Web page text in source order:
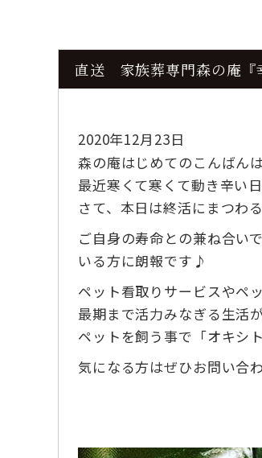
直送 家族葬専門森の庵『
2020年12月23日
森の庵はじめてのこんばん
最近寒くて寒くて動き辛い
さて、本日は終活にまつわ
ご自身の寿命との兼ね合い
いる方に朗報です♪
ペット看取りサービスやペ
最期まで活力みなぎる生活
ペットを飼う事で「オキシ
気になる方はぜひお問い合